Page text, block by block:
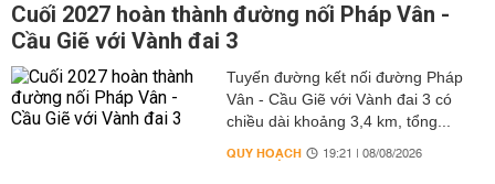
Cuối 2027 hoàn thành đường nối Pháp Vân -
Cầu Giẽ với Vành đai 3
Tuyến đường kết nối đường Pháp
Vân - Cầu Giẽ với Vành đai 3 có
chiều dài khoảng 3,4 km, tổng...
QUY HOẠCH 19:21 | 08/08/2026